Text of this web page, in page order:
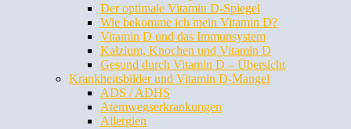
Der optimale Vitamin D-Spiegel
Wie bekomme ich mein Vitamin D?
Vitamin D und das Immunsystem
Kalzium, Knochen und Vitamin D
Gesund durch Vitamin D – Übersicht
Krankheitsbilder und Vitamin D-Mangel
ADS / ADHS
Atemwegserkrankungen
Allergien